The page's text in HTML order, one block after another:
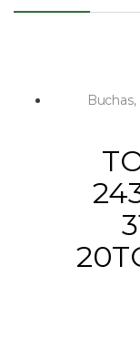
Buchas,